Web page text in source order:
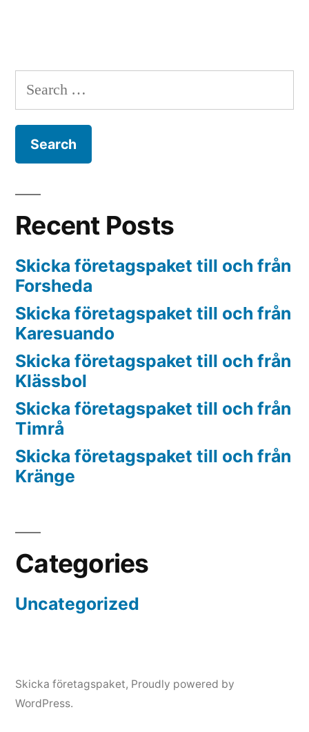
Search
for:
Recent Posts
Skicka företagspaket till och från
Forsheda
Skicka företagspaket till och från
Karesuando
Skicka företagspaket till och från
Klässbol
Skicka företagspaket till och från
Timrå
Skicka företagspaket till och från
Kränge
Categories
Uncategorized
Skicka företagspaket, Proudly powered by
WordPress.